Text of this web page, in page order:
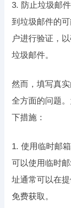
3. 防止垃圾邮
到垃圾邮件的
户进行验证，
垃圾邮件。
然而，填写真
全方面的问题
下措施：
1. 使用临时邮
可以使用临时
址通常可以在
免费获取。